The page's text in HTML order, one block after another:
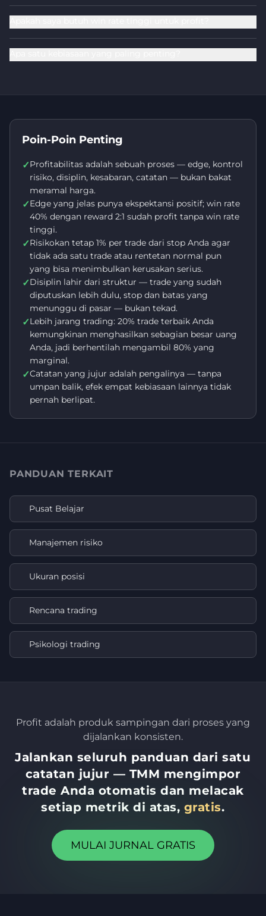
Poin-Poin Penting
✓Profitabilitas adalah sebuah proses — edge, kontrol
risiko, disiplin, kesabaran, catatan — bukan bakat
meramal harga.
✓Edge yang jelas punya ekspektansi positif; win rate
40% dengan reward 2:1 sudah profit tanpa win rate
tinggi.
✓Risikokan tetap 1% per trade dari stop Anda agar
tidak ada satu trade atau rentetan normal pun
yang bisa menimbulkan kerusakan serius.
✓Disiplin lahir dari struktur — trade yang sudah
diputuskan lebih dulu, stop dan batas yang
menunggu di pasar — bukan tekad.
✓Lebih jarang trading: 20% trade terbaik Anda
kemungkinan menghasilkan sebagian besar uang
Anda, jadi berhentilah mengambil 80% yang
marginal.
✓Catatan yang jujur adalah pengalinya — tanpa
umpan balik, efek empat kebiasaan lainnya tidak
pernah berlipat.
PANDUAN TERKAIT
Pusat Belajar
Manajemen risiko
Ukuran posisi
Rencana trading
Psikologi trading
Profit adalah produk sampingan dari proses yang
dijalankan konsisten.
Jalankan seluruh panduan dari satu
catatan jujur — TMM mengimpor
trade Anda otomatis dan melacak
setiap metrik di atas, gratis.
MULAI JURNAL GRATIS